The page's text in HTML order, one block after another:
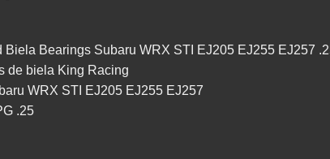
Biela Bearings Subaru WRX STI EJ205 EJ255 EJ257
de biela King Racing
WRX STI EJ205 EJ255 EJ257
.25